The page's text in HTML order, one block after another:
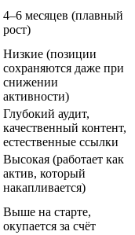
4–6 месяцев (плавный
рост)
Низкие (позиции
сохраняются даже при
снижении
активности)
Глубокий аудит,
качественный контент,
естественные ссылки
Высокая (работает как
актив, который
накапливается)
Выше на старте,
окупается за счёт